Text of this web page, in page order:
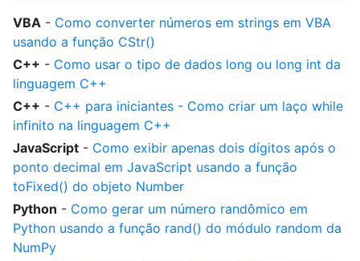
VBA - Como converter números em strings em VBA
usando a função CStr()
C++ - Como usar o tipo de dados long ou long int da
linguagem C++
C++ - C++ para iniciantes - Como criar um laço while
infinito na linguagem C++
JavaScript - Como exibir apenas dois dígitos após o
ponto decimal em JavaScript usando a função
toFixed() do objeto Number
Python - Como gerar um número randômico em
Python usando a função rand() do módulo random da
NumPy